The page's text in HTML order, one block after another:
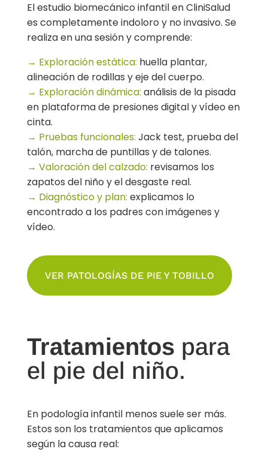
El estudio biomecánico infantil en CliniSalud
es completamente indoloro y no invasivo. Se
realiza en una sesión y comprende:
→ Exploración estática: huella plantar,
alineación de rodillas y eje del cuerpo.
→ Exploración dinámica: análisis de la pisada
en plataforma de presiones digital y vídeo en
cinta.
→ Pruebas funcionales: Jack test, prueba del
talón, marcha de puntillas y de talones.
→ Valoración del calzado: revisamos los
zapatos del niño y el desgaste real.
→ Diagnóstico y plan: explicamos lo
encontrado a los padres con imágenes y
vídeo.
VER PATOLOGÍAS DE PIE Y TOBILLO
Tratamientos para
el pie del niño.
En podología infantil menos suele ser más.
Estos son los tratamientos que aplicamos
según la causa real: